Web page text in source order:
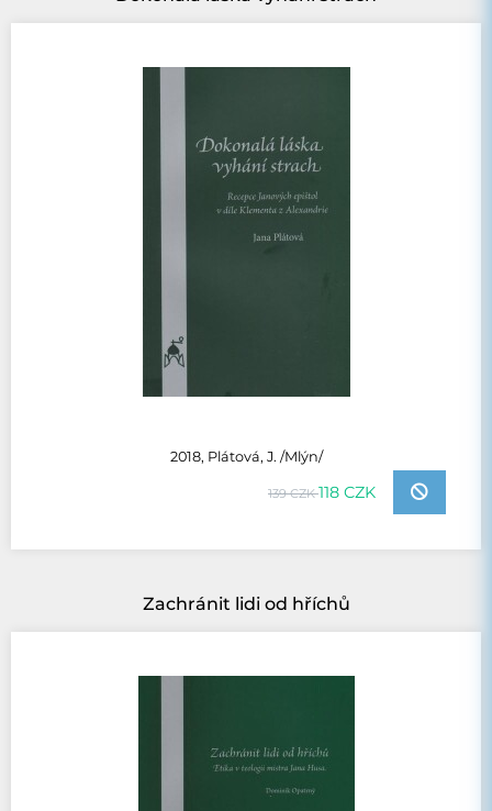
2018, Plátová, J. /Mlýn/
139 CZK118 CZK
Zachránit lidi od hříchů